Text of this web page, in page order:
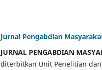
Jurnal Pengabdian
JURNAL PENGABDIAN
diterbitkan Unit Penelitian